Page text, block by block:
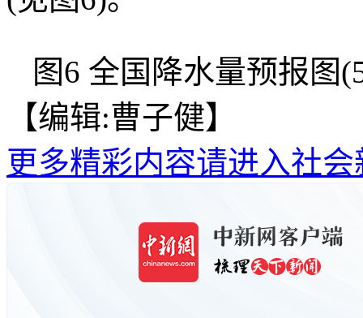
图6 全国降水量预报图
【编辑:曹子健】
更多精彩内容请进入社会